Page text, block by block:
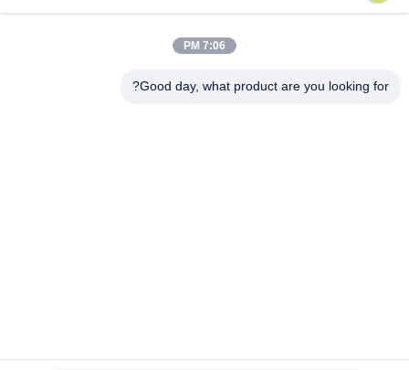
7:06 PM
Good day, what product are you looking for?